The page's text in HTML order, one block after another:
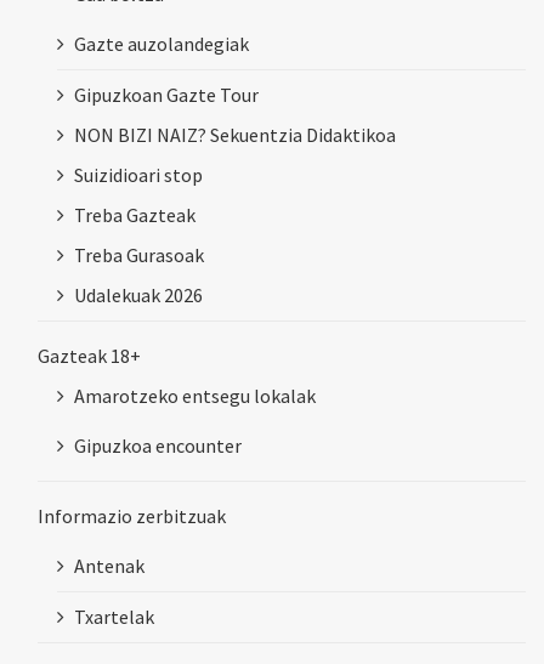
Gazte auzolandegiak
Gipuzkoan Gazte Tour
NON BIZI NAIZ? Sekuentzia Didaktikoa
Suizidioari stop
Treba Gazteak
Treba Gurasoak
Udalekuak 2026
Gazteak 18+
Amarotzeko entsegu lokalak
Gipuzkoa encounter
Informazio zerbitzuak
Antenak
Txartelak